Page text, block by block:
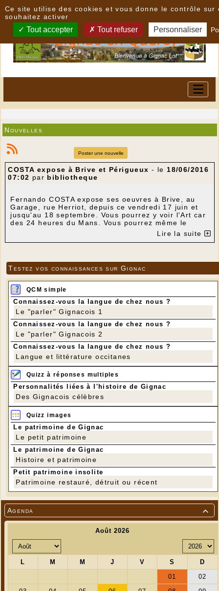

Agenda
Nouvelles
Poster une nouvelle
COSTA expose à Brive et Périgueux - le18/06/2016
07:02 par bibliotheque
Fernando COSTA expose ses oeuvres à Brive, au
Garage, rue Herriot, depuis ce vendredi 17 juin et
jusqu'au 18 septembre. Vous pourrez y voir l'Art car
des 24 heures du Mans. Vous pourrez même le
rencontrer les 2 et 23 juillet, le 20 août et le 17
rue Edouard-Herriot à Brive.
Plus d'infos en cliquant sur ces deux liens :
Article de La Montagne
Article paru dans
Voici, exposée dans les rues de Sarlat en juin 2013,
l'Art car créée à Gignac, dans son atelier des
Genestes, et ensuite customisée pour les 24 Heures
du Mans :
Lire la suite
Testez vos connaissances sur Gignac
QCM simple
Connaissez-vous la langue de chez nous ?
Le "parler" Gignacois 1
Connaissez-vous la langue de chez nous ?
Le "parler" Gignacois 2
Connaissez-vous la langue de chez nous ?
Langue et littérature occitanes
Quizz à réponses multiples
Personnalités liées à l'histoire de Gignac
Des Gignacois célèbres
Quizz images
Le patrimoine de Gignac
Le petit patrimoine
Le patrimoine de Gignac
Histoire et patrimoine
Petit patrimoine insolite
Patrimoine restauré, détruit ou récent
Ce site utilise des cookies et vous donne le contrôle sur
souhaitez activer
Tout accepter Tout refuser Personnaliser